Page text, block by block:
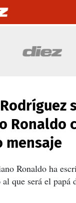
Ronaldo
mensaje
Ronaldo ha
que será el papá